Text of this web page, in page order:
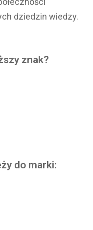
dziedzin wiedzy.
znak?
do marki: